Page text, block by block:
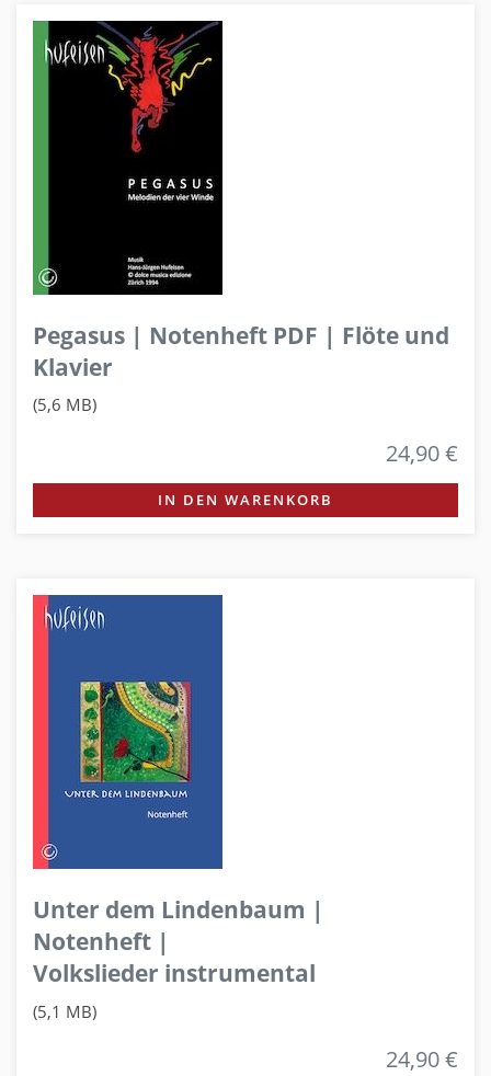
Pegasus | Notenheft PDF | Flöte und
Klavier
(5,6 MB)
24,90 €
IN DEN WARENKORB
Unter dem Lindenbaum |
Notenheft |
Volkslieder instrumental
(5,1 MB)
24,90 €